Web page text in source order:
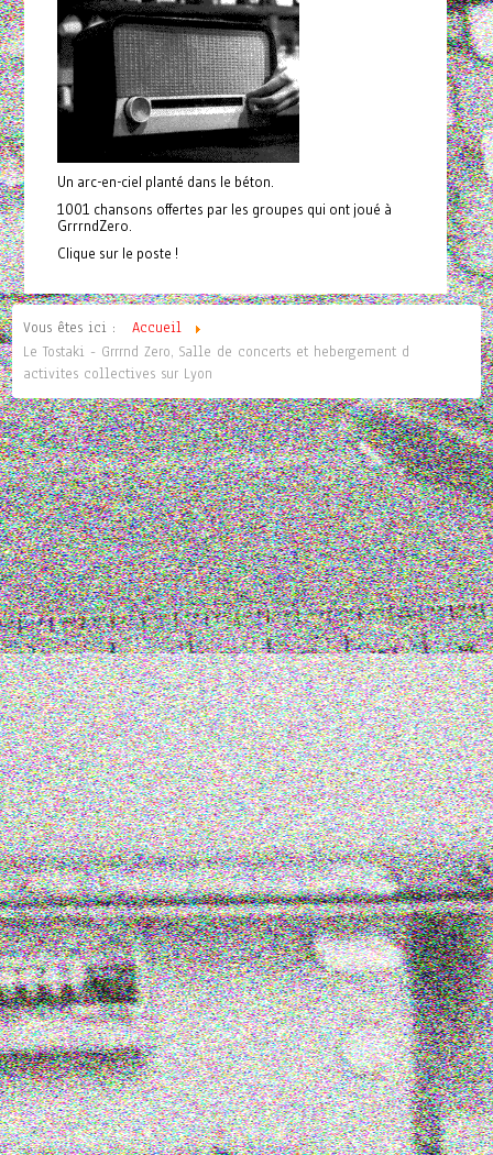
Un arc-en-ciel planté dans le béton.
1001 chansons offertes par les groupes qui ont joué à
GrrrndZero.
Clique sur le poste !
Vous êtes ici :
Accueil
Le Tostaki - Grrrnd Zero, Salle de concerts et hebergement d
activites collectives sur Lyon